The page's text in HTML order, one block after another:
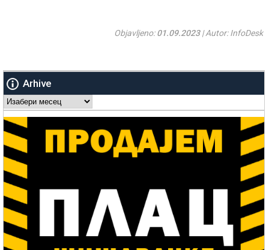
Objavljeno:01.09.2023| Autor: InfoDesk
Arhive
Arhive